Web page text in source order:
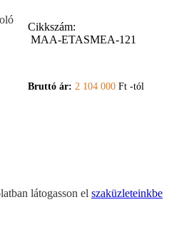
Cikkszám:
MAA-ETASMEA-121
Bruttó ár: 2 104 000 Ft -tól
látogasson el szaküzleteinkbe